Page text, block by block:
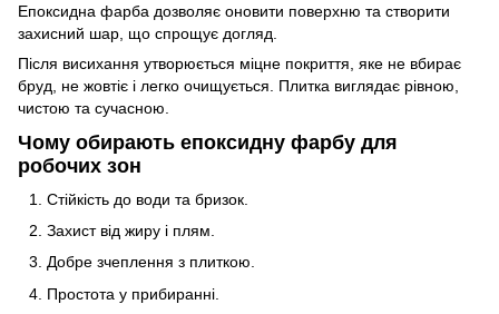
Епоксидна фарба дозволяє оновити поверхню та створити
захисний шар, що спрощує догляд.
Після висихання утворюється міцне покриття, яке не вбирає
бруд, не жовтіє і легко очищується. Плитка виглядає рівною,
чистою та сучасною.
Чому обирають епоксидну фарбу для
робочих зон
Стійкість до води та бризок.
Захист від жиру і плям.
Добре зчеплення з плиткою.
Простота у прибиранні.